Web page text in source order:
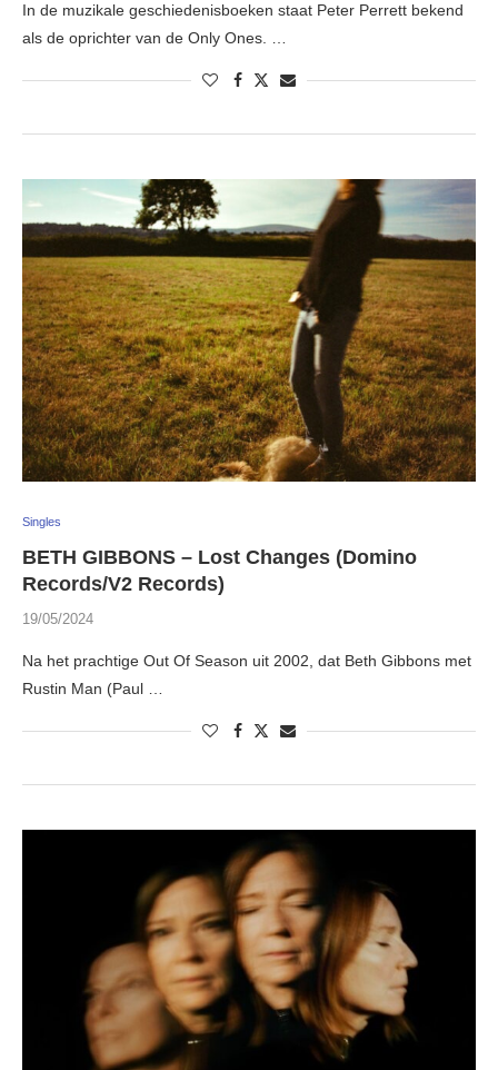
In de muzikale geschiedenisboeken staat Peter Perrett bekend
als de oprichter van de Only Ones. …
Singles
BETH GIBBONS – Lost Changes (Domino
Records/V2 Records)
19/05/2024
Na het prachtige Out Of Season uit 2002, dat Beth Gibbons met
Rustin Man (Paul …